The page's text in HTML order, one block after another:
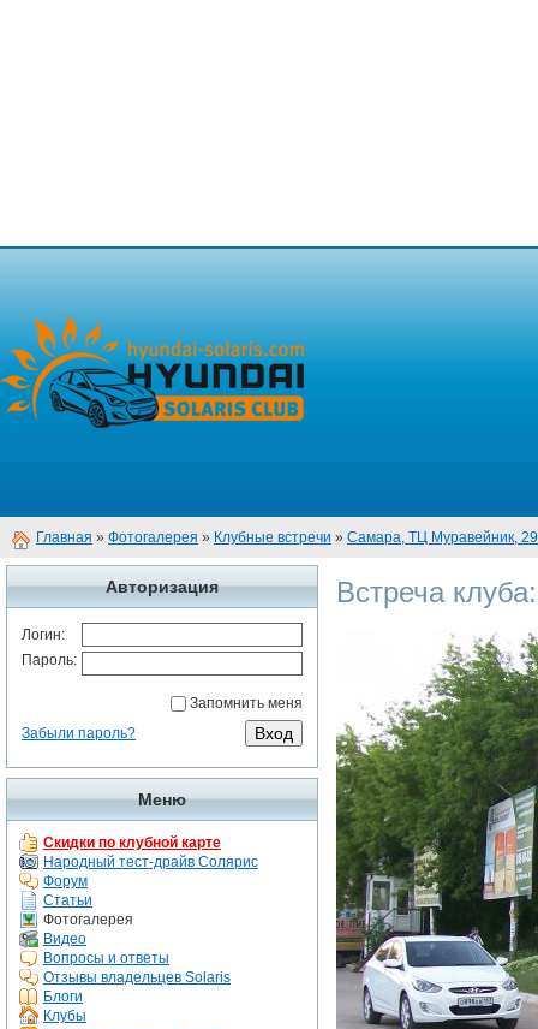
Главная » Фотогалерея » Клубные встречи » Самара, ТЦ Муравейник,
Авторизация
Логин:
Пароль:
Запомнить меня
Забыли пароль?
Меню
Скидки по клубной карте
Народный тест-драйв Солярис
Форум
Статьи
Фотогалерея
Видео
Вопросы и ответы
Отзывы владельцев Solaris
Блоги
Клубы
Встреча